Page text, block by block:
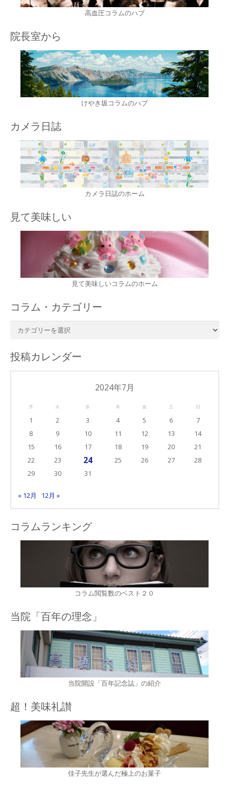
高血圧コラムのハブ
院長室から
けやき坂コラムのハブ
カメラ日誌
カメラ日誌のホーム
見て美味しい
見て美味しいコラムのホーム
コラム・カテゴリー
ム・
カ
投稿カレンダー
2024年7月
月 火 水 木 金 土 日
1 2 3 4 5 6
7
8
9 10 11 12 13
14
15
16 17 18 19 20
21
22
23 24 25 26 27
28
29
30 31
« 12月 12月 »
コラムランキング
コラム閲覧数のベスト２０
当院「百年の理念」
当院開設「百年記念誌」の紹介
超！美味礼讃
佳子先生が選んだ極上のお菓子